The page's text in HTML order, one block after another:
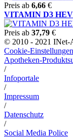
Preis ab 6,66 €
VITAMIN D3
Preis ab 37,79 €
© 2010 - 2021 INet-
Cookie-Einstellungen
Apotheken-
/
Infoportale
/
Impressum
/
Datenschutz
/
Social Media Police